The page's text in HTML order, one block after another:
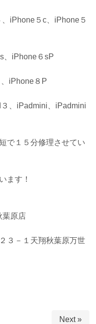
iPhone５c、iPhone５
、iPhone６sP
iPhone８P
、iPadmini、iPadmini
で１５分修理させてい
ます！
葉原店
３－１天翔秋葉原万世
Next »